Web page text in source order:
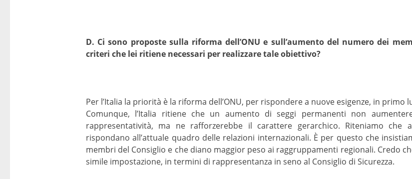
D. Ci sono proposte sulla riforma dell’ONU e sull’aumento del numero dei
criteri che lei ritiene necessari per realizzare tale obiettivo?
Per l’Italia la priorità è la riforma dell’ONU, per rispondere a nuove esigenze, in
Comunque, l’Italia ritiene che un aumento di seggi permanenti non
rappresentatività, ma ne rafforzerebbe il carattere gerarchico. Riteniamo che
rispondano all’attuale quadro delle relazioni internazionali. È per questo che
membri del Consiglio e che diano maggior peso ai raggruppamenti regionali. Credo
simile impostazione, in termini di rappresentanza in seno al Consiglio di Sicurezza.